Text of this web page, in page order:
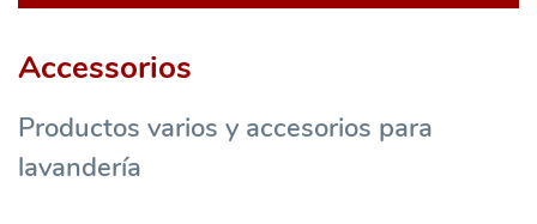
Accessorios
Productos varios y accesorios para
lavandería